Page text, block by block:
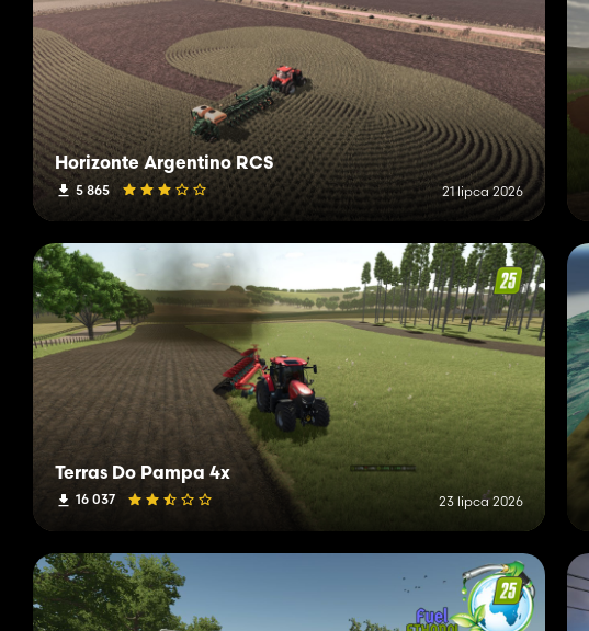
Horizonte Argentino RCS
5 865 21 lipca 2026
Terras Do Pampa 4x
16 037 23 lipca 2026